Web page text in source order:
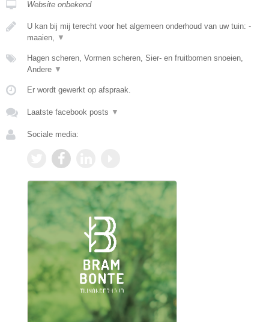
Website onbekend
U kan bij mij terecht voor het algemeen onderhoud van uw tuin: -
maaien, ▼
Hagen scheren, Vormen scheren, Sier- en fruitbomen snoeien,
Andere ▼
Er wordt gewerkt op afspraak.
Laatste facebook posts ▼
Sociale media: